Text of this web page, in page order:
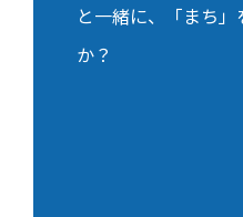
と一緒に、「まち
か？